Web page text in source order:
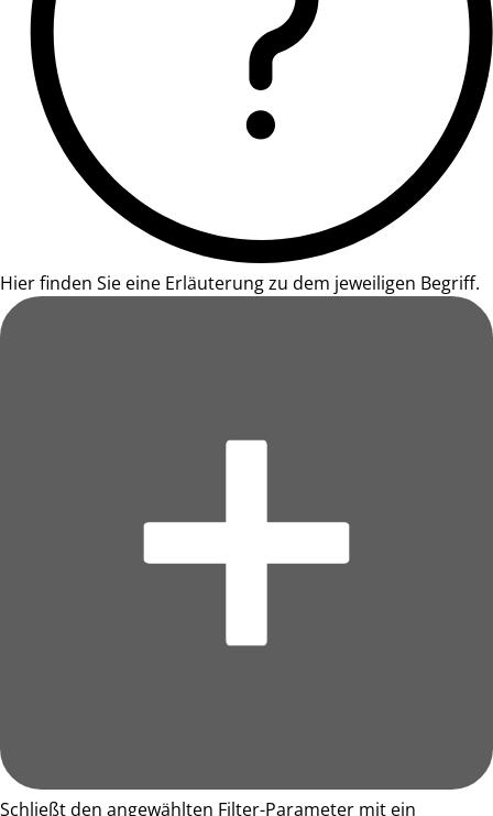
Hier finden Sie eine Erläuterung zu dem jeweiligen Begriff.
Schließt den angewählten Filter-Parameter mit ein